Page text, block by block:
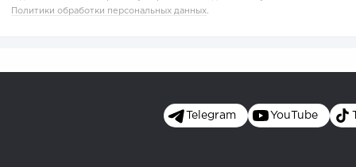
Политики обработки персональных данных.
Telegram YouTube